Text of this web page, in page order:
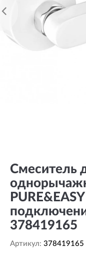
Смеситель
378419165
Артикул: 378419165